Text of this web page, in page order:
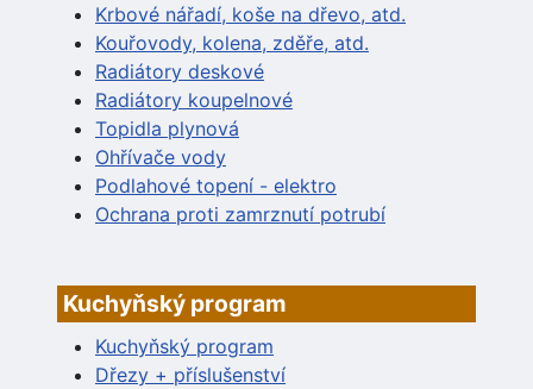
Krbové nářadí, koše na dřevo, atd.
Kouřovody, kolena, zděře, atd.
Radiátory deskové
Radiátory koupelnové
Topidla plynová
Ohřívače vody
Podlahové topení - elektro
Ochrana proti zamrznutí potrubí
Kuchyňský program
Kuchyňský program
Dřezy + příslušenství